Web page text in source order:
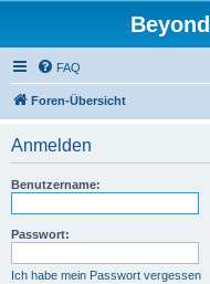
FAQ
Foren-Übersicht
Anmelden
Benutzername:
Passwort:
Ich habe mein Passwort vergessen